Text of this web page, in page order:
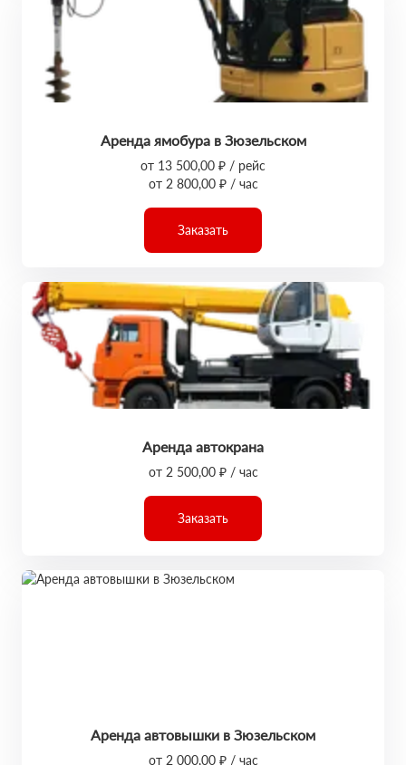
Аренда ямобура в Зюзельском
от 13 500,00 ₽ / рейс
от 2 800,00 ₽ / час
Заказать
Аренда автокрана
от 2 500,00 ₽ / час
Заказать
Аренда автовышки в Зюзельском
от 2 000,00 ₽ / час